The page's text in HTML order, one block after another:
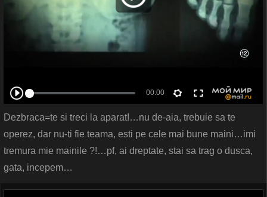
Dezbraca=te si treci la aparat!…nu de-aia, trebuie sa te
operez, dar nu-ti fie teama, esti pe cele mai bune maini…imi
tremura mie mainile ?!…pf, ai dreptate, stai sa trag o dusca,
gata, incepem…